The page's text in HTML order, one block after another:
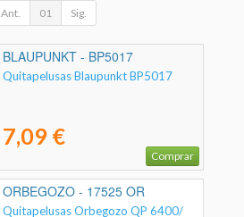
Ant. 01 Sig.
BLAUPUNKT - BP5017
Quitapelusas Blaupunkt BP5017
7,09 €
Comprar
ORBEGOZO - 17525 OR
Quitapelusas Orbegozo QP 6400/